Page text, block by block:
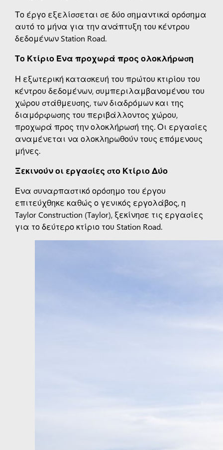
Το έργο εξελίσσεται σε δύο σημαντικά ορόσημα
αυτό το μήνα για την ανάπτυξη του κέντρου
δεδομένων Station Road.
Το Κτίριο Ένα προχωρά προς ολοκλήρωση
Η εξωτερική κατασκευή του πρώτου κτιρίου του
κέντρου δεδομένων, συμπεριλαμβανομένου του
χώρου στάθμευσης, των διαδρόμων και της
διαμόρφωσης του περιβάλλοντος χώρου,
προχωρά προς την ολοκλήρωσή της. Οι εργασίες
αναμένεται να ολοκληρωθούν τους επόμενους
μήνες.
Ξεκινούν οι εργασίες στο Κτίριο Δύο
Ένα συναρπαστικό ορόσημο του έργου
επιτεύχθηκε καθώς ο γενικός εργολάβος, η
Taylor Construction (Taylor), ξεκίνησε τις εργασίες
για το δεύτερο κτίριο του Station Road.